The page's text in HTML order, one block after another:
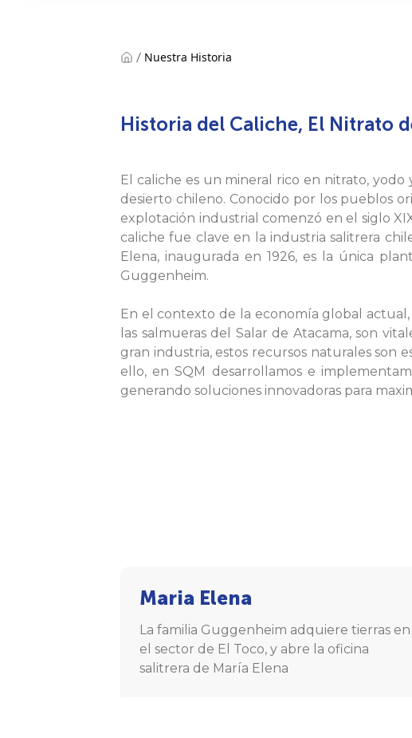
Nuestra Historia
Historia del Caliche, El Nitrato
El caliche es un mineral rico en nitrato, yodo
desierto chileno. Conocido por los pueblos
explotación industrial comenzó en el siglo
caliche fue clave en la industria salitrera
Elena, inaugurada en 1926, es la única
Guggenheim.
En el contexto de la economía global
las salmueras del Salar de Atacama, son
gran industria, estos recursos naturales son
ello, en SQM desarrollamos e
generando soluciones innovadoras para
Maria Elena
La familia Guggenheim adquiere tierras en
el sector de El Toco, y abre la oficina
salitrera de María Elena